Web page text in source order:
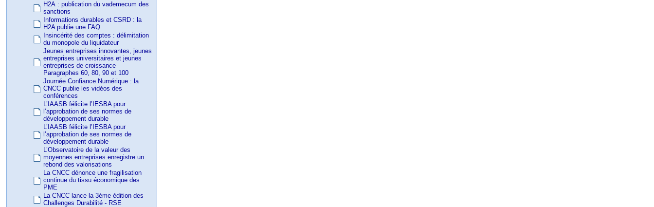
H2A : publication du vademecum des
sanctions
Informations durables et CSRD : la
H2A publie une FAQ
Insincérité des comptes : délimitation
du monopole du liquidateur
Jeunes entreprises innovantes, jeunes
entreprises universitaires et jeunes
entreprises de croissance –
Paragraphes 60, 80, 90 et 100
Journée Confiance Numérique : la
CNCC publie les vidéos des
conférences
L’IAASB félicite l’IESBA pour
l’approbation de ses normes de
développement durable
L’IAASB félicite l’IESBA pour
l’approbation de ses normes de
développement durable
L’Observatoire de la valeur des
moyennes entreprises enregistre un
rebond des valorisations
La CNCC dénonce une fragilisation
continue du tissu économique des
PME
La CNCC lance la 3ème édition des
Challenges Durabilité - RSE